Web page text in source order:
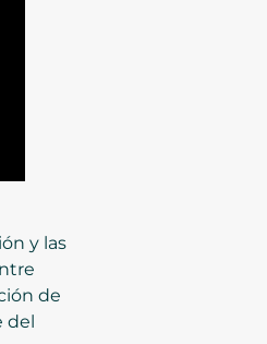
y las
de
del